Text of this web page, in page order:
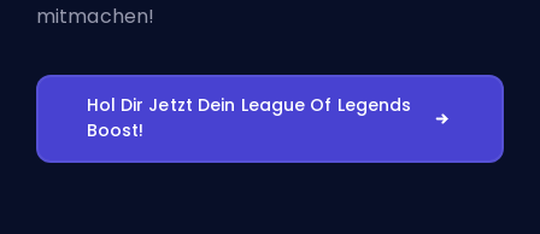
mitmachen!
Hol Dir Jetzt Dein League Of Legends
Boost!